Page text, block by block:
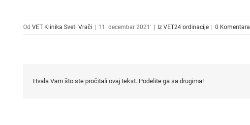
Od VET Klinika Sveti Vrači | 11. decembar 2021' | Iz VET24 ordinacije | 0 Komentara
Hvala Vam što ste pročitali ovaj tekst. Podelite ga sa drugima!